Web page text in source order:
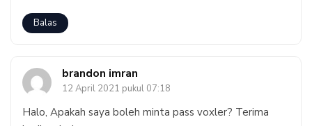
Balas
brandon imran
12 April 2021 pukul 07:18
Halo, Apakah saya boleh minta pass voxler? Terima